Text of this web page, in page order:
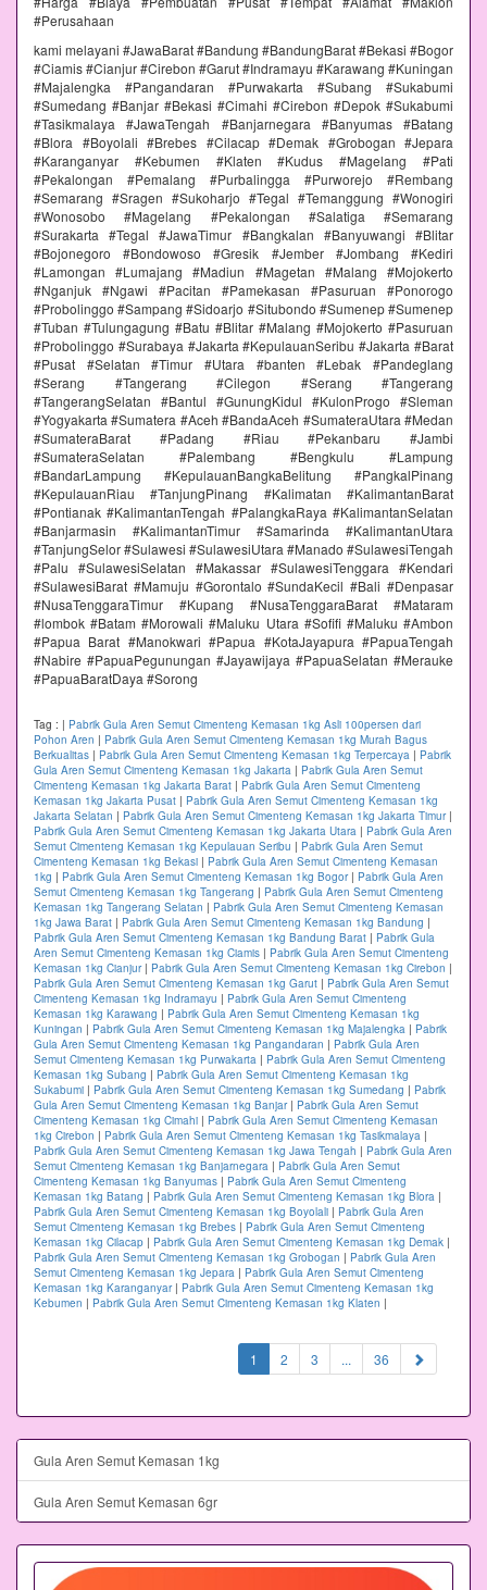
#Perusahaan
kami melayani #JawaBarat #Bandung #BandungBarat #Bekasi #Bogor
#Ciamis #Cianjur #Cirebon #Garut #Indramayu #Karawang #Kuningan
#Majalengka #Pangandaran #Purwakarta #Subang #Sukabumi
#Sumedang #Banjar #Bekasi #Cimahi #Cirebon #Depok #Sukabumi
#Tasikmalaya #JawaTengah #Banjarnegara #Banyumas #Batang
#Blora #Boyolali #Brebes #Cilacap #Demak #Grobogan #Jepara
#Karanganyar #Kebumen #Klaten #Kudus #Magelang #Pati
#Pekalongan #Pemalang #Purbalingga #Purworejo #Rembang
#Semarang #Sragen #Sukoharjo #Tegal #Temanggung #Wonogiri
#Wonosobo #Magelang #Pekalongan #Salatiga #Semarang
#Surakarta #Tegal #JawaTimur #Bangkalan #Banyuwangi #Blitar
#Bojonegoro #Bondowoso #Gresik #Jember #Jombang #Kediri
#Lamongan #Lumajang #Madiun #Magetan #Malang #Mojokerto
#Nganjuk #Ngawi #Pacitan #Pamekasan #Pasuruan #Ponorogo
#Probolinggo #Sampang #Sidoarjo #Situbondo #Sumenep #Sumenep
#Tuban #Tulungagung #Batu #Blitar #Malang #Mojokerto #Pasuruan
#Probolinggo #Surabaya #Jakarta #KepulauanSeribu #Jakarta #Barat
#Pusat #Selatan #Timur #Utara #banten #Lebak #Pandeglang
#Serang #Tangerang #Cilegon #Serang #Tangerang
#TangerangSelatan #Bantul #GunungKidul #KulonProgo #Sleman
#Yogyakarta #Sumatera #Aceh #BandaAceh #SumateraUtara #Medan
#SumateraBarat #Padang #Riau #Pekanbaru #Jambi
#SumateraSelatan #Palembang #Bengkulu #Lampung
#BandarLampung #KepulauanBangkaBelitung #PangkalPinang
#KepulauanRiau #TanjungPinang #Kalimatan #KalimantanBarat
#Pontianak #KalimantanTengah #PalangkaRaya #KalimantanSelatan
#Banjarmasin #KalimantanTimur #Samarinda #KalimantanUtara
#TanjungSelor #Sulawesi #SulawesiUtara #Manado #SulawesiTengah
#Palu #SulawesiSelatan #Makassar #SulawesiTenggara #Kendari
#SulawesiBarat #Mamuju #Gorontalo #SundaKecil #Bali #Denpasar
#NusaTenggaraTimur #Kupang #NusaTenggaraBarat #Mataram
#lombok #Batam #Morowali #Maluku Utara #Sofifi #Maluku #Ambon
#Papua Barat #Manokwari #Papua #KotaJayapura #PapuaTengah
#Nabire #PapuaPegunungan #Jayawijaya #PapuaSelatan #Merauke
#PapuaBaratDaya #Sorong
Tag : | Pabrik Gula Aren Semut Cimenteng Kemasan 1kg Asli 100persen dari
Pohon Aren | Pabrik Gula Aren Semut Cimenteng Kemasan 1kg Murah Bagus
Berkualitas | Pabrik Gula Aren Semut Cimenteng Kemasan 1kg Terpercaya | Pabrik
Gula Aren Semut Cimenteng Kemasan 1kg Jakarta | Pabrik Gula Aren Semut
Cimenteng Kemasan 1kg Jakarta Barat | Pabrik Gula Aren Semut Cimenteng
Kemasan 1kg Jakarta Pusat | Pabrik Gula Aren Semut Cimenteng Kemasan 1kg
Jakarta Selatan | Pabrik Gula Aren Semut Cimenteng Kemasan 1kg Jakarta Timur|
Pabrik Gula Aren Semut Cimenteng Kemasan 1kg Jakarta Utara | Pabrik Gula Aren
Semut Cimenteng Kemasan 1kg Kepulauan Seribu | Pabrik Gula Aren Semut
Cimenteng Kemasan 1kg Bekasi | Pabrik Gula Aren Semut Cimenteng Kemasan
1kg | Pabrik Gula Aren Semut Cimenteng Kemasan 1kg Bogor| Pabrik Gula Aren
Semut Cimenteng Kemasan 1kg Tangerang | Pabrik Gula Aren Semut Cimenteng
Kemasan 1kg Tangerang Selatan | Pabrik Gula Aren Semut Cimenteng Kemasan
1kg Jawa Barat | Pabrik Gula Aren Semut Cimenteng Kemasan 1kg Bandung |
Pabrik Gula Aren Semut Cimenteng Kemasan 1kg Bandung Barat | Pabrik Gula
Aren Semut Cimenteng Kemasan 1kg Ciamis | Pabrik Gula Aren Semut Cimenteng
Kemasan 1kg Cianjur| Pabrik Gula Aren Semut Cimenteng Kemasan 1kg Cirebon |
Pabrik Gula Aren Semut Cimenteng Kemasan 1kg Garut | Pabrik Gula Aren Semut
Cimenteng Kemasan 1kg Indramayu | Pabrik Gula Aren Semut Cimenteng
Kemasan 1kg Karawang | Pabrik Gula Aren Semut Cimenteng Kemasan 1kg
Kuningan | Pabrik Gula Aren Semut Cimenteng Kemasan 1kg Majalengka | Pabrik
Gula Aren Semut Cimenteng Kemasan 1kg Pangandaran | Pabrik Gula Aren
Semut Cimenteng Kemasan 1kg Purwakarta | Pabrik Gula Aren Semut Cimenteng
Kemasan 1kg Subang | Pabrik Gula Aren Semut Cimenteng Kemasan 1kg
Sukabumi | Pabrik Gula Aren Semut Cimenteng Kemasan 1kg Sumedang | Pabrik
Gula Aren Semut Cimenteng Kemasan 1kg Banjar| Pabrik Gula Aren Semut
Cimenteng Kemasan 1kg Cimahi | Pabrik Gula Aren Semut Cimenteng Kemasan
1kg Cirebon | Pabrik Gula Aren Semut Cimenteng Kemasan 1kg Tasikmalaya |
Pabrik Gula Aren Semut Cimenteng Kemasan 1kg Jawa Tengah | Pabrik Gula Aren
Semut Cimenteng Kemasan 1kg Banjarnegara | Pabrik Gula Aren Semut
Cimenteng Kemasan 1kg Banyumas | Pabrik Gula Aren Semut Cimenteng
Kemasan 1kg Batang | Pabrik Gula Aren Semut Cimenteng Kemasan 1kg Blora |
Pabrik Gula Aren Semut Cimenteng Kemasan 1kg Boyolali | Pabrik Gula Aren
Semut Cimenteng Kemasan 1kg Brebes | Pabrik Gula Aren Semut Cimenteng
Kemasan 1kg Cilacap | Pabrik Gula Aren Semut Cimenteng Kemasan 1kg Demak |
Pabrik Gula Aren Semut Cimenteng Kemasan 1kg Grobogan | Pabrik Gula Aren
Semut Cimenteng Kemasan 1kg Jepara | Pabrik Gula Aren Semut Cimenteng
Kemasan 1kg Karanganyar| Pabrik Gula Aren Semut Cimenteng Kemasan 1kg
Kebumen | Pabrik Gula Aren Semut Cimenteng Kemasan 1kg Klaten |
1 (current)
2 3 ... 36
Gula Aren Semut Kemasan 1kg
Gula Aren Semut Kemasan 6gr